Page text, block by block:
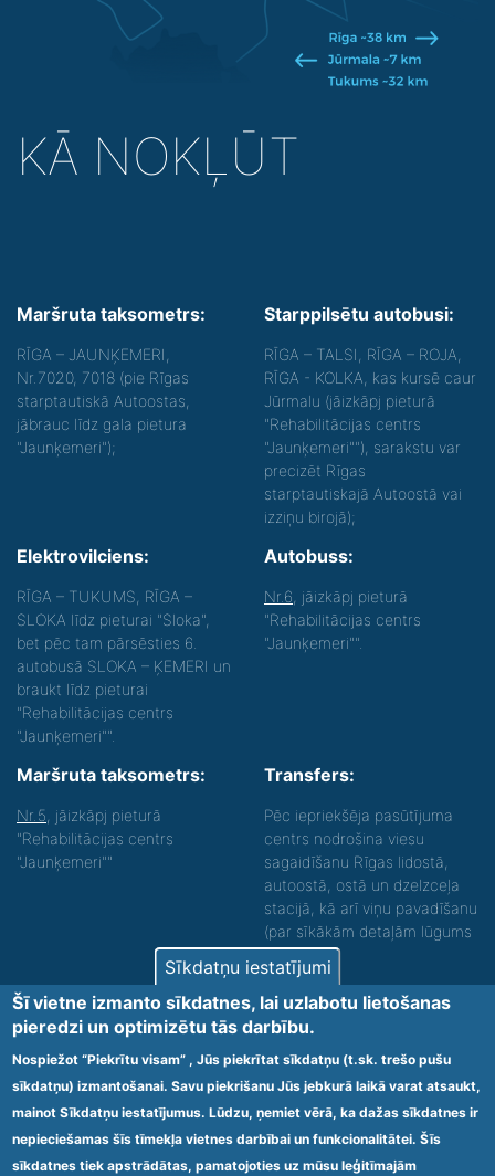
KĀ NOKĻŪT
Maršruta taksometrs:
RĪGA – JAUNĶEMERI,
Nr.7020, 7018 (pie Rīgas
starptautiskā Autoostas,
jābrauc līdz gala pietura
"Jaunķemeri");
Starppilsētu autobusi:
RĪGA – TALSI, RĪGA – ROJA,
RĪGA - KOLKA, kas kursē caur
Jūrmalu (jāizkāpj pieturā
"Rehabilitācijas centrs
"Jaunķemeri""), sarakstu var
precizēt Rīgas
starptautiskajā Autoostā vai
izziņu birojā);
Elektrovilciens:
RĪGA – TUKUMS, RĪGA –
SLOKA līdz pieturai "Sloka",
bet pēc tam pārsēsties 6.
autobusā SLOKA – ĶEMERI un
braukt līdz pieturai
"Rehabilitācijas centrs
"Jaunķemeri"".
Autobuss:
Nr.6 , jāizkāpj pieturā
"Rehabilitācijas centrs
"Jaunķemeri"".
Maršruta taksometrs:
Nr.5 , jāizkāpj pieturā
"Rehabilitācijas centrs
"Jaunķemeri""
Transfers:
Pēc iepriekšēja pasūtījuma
centrs nodrošina viesu
sagaidīšanu Rīgas lidostā,
autoostā, ostā un dzelzceļa
stacijā, kā arī viņu pavadīšanu
(par sīkākām detaļām lūgums
zvanīt).
Nodrošinām vides piekļūstamību personām ar
funkcionāliem traucējumiem! SIA „Sanare-KRC
Jaunķemeri”, Kolkas ielā 20, Jūrmalā ir nodrošināta vides
piekļūstamība personām ar funkcionāliem traucējumiem,
tādejādi nodrošinot atbilstību Ministru kabineta
2009.gada 20.janvāra noteikumos Nr.60 „Noteikumi par
obligātajām prasībām ārstniecības iestādēm un to
struktūrvienībām” minētajām prasībām.
Sīkdatņu iestatījumi
Šī vietne izmanto sīkdatnes, lai uzlabotu lietošanas
pieredzi un optimizētu tās darbību.
Nospiežot “Piekrītu visam” , Jūs piekrītat sīkdatņu (t.sk. trešo pušu
sīkdatņu) izmantošanai. Savu piekrišanu Jūs jebkurā laikā varat atsaukt,
mainot Sīkdatņu iestatījumus. Lūdzu, ņemiet vērā, ka dažas sīkdatnes ir
nepieciešamas šīs tīmekļa vietnes darbībai un funkcionalitātei. Šīs
sīkdatnes tiek apstrādātas, pamatojoties uz mūsu leģitīmajām